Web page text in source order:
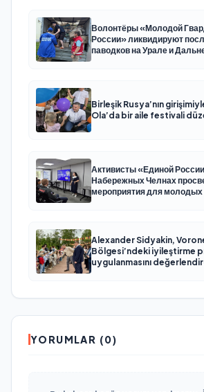
Волонтёры «Молодой
России» ликвидируют
паводков на Урале и
Birleşik Rusya’nın
Ola’da bir aile festivali
Активисты «Единой
Набережных Челнах
мероприятия для молодых
Alexander Sidyakin,
Bölgesi’ndeki iyileştirme
uygulanmasını
YORUMLAR (0)